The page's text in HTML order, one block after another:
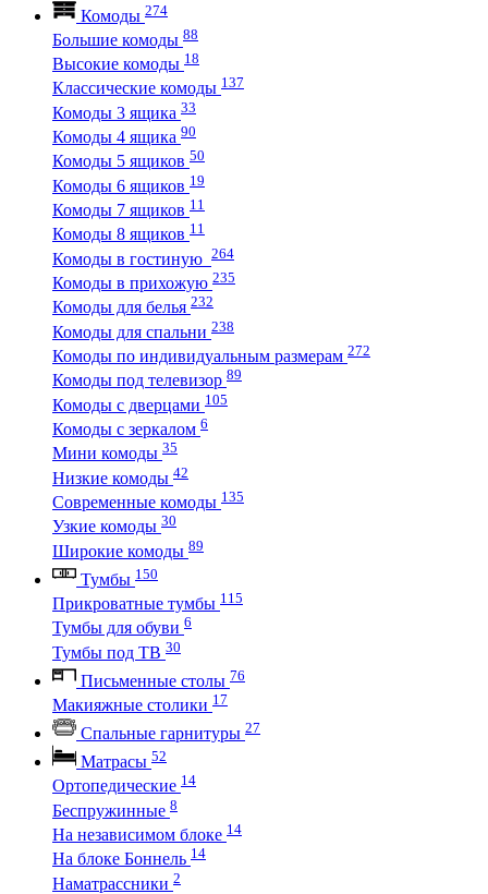
Комоды 274
Большие комоды 88
Высокие комоды 18
Классические комоды 137
Комоды 3 ящика 33
Комоды 4 ящика 90
Комоды 5 ящиков 50
Комоды 6 ящиков 19
Комоды 7 ящиков 11
Комоды 8 ящиков 11
Комоды в гостиную 264
Комоды в прихожую 235
Комоды для белья 232
Комоды для спальни 238
Комоды по индивидуальным размерам 272
Комоды под телевизор 89
Комоды с дверцами 105
Комоды с зеркалом 6
Мини комоды 35
Низкие комоды 42
Современные комоды 135
Узкие комоды 30
Широкие комоды 89
Тумбы 150
Прикроватные тумбы 115
Тумбы для обуви 6
Тумбы под ТВ 30
Письменные столы 76
Макияжные столики 17
Спальные гарнитуры 27
Матрасы 52
Ортопедические 14
Беспружинные 8
На независимом блоке 14
На блоке Боннель 14
Наматрассники 2